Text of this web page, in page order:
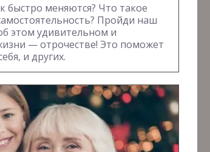
быстро меняются? Что такое
Пройди наш
этом удивительном и
— отрочестве! Это поможет
и других.